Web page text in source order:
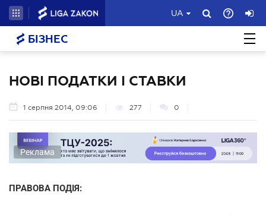
UA
БІЗНЕС
НОВІ ПОДАТКИ І СТАВКИ
1 серпня 2014, 09:06 277 0
Реклама
ПРАВОВА ПОДІЯ: